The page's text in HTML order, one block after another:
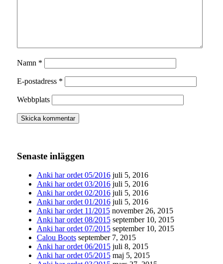
Namn *
E-postadress *
Webbplats
Senaste inläggen
Anki har ordet 05/2016 juli 5, 2016
Anki har ordet 03/2016 juli 5, 2016
Anki har ordet 02/2016 juli 5, 2016
Anki har ordet 01/2016 juli 5, 2016
Anki har ordet 11/2015 november 26, 2015
Anki har ordet 08/2015 september 10, 2015
Anki har ordet 07/2015 september 10, 2015
Calou Boots september 7, 2015
Anki har ordet 06/2015 juli 8, 2015
Anki har ordet 05/2015 maj 5, 2015